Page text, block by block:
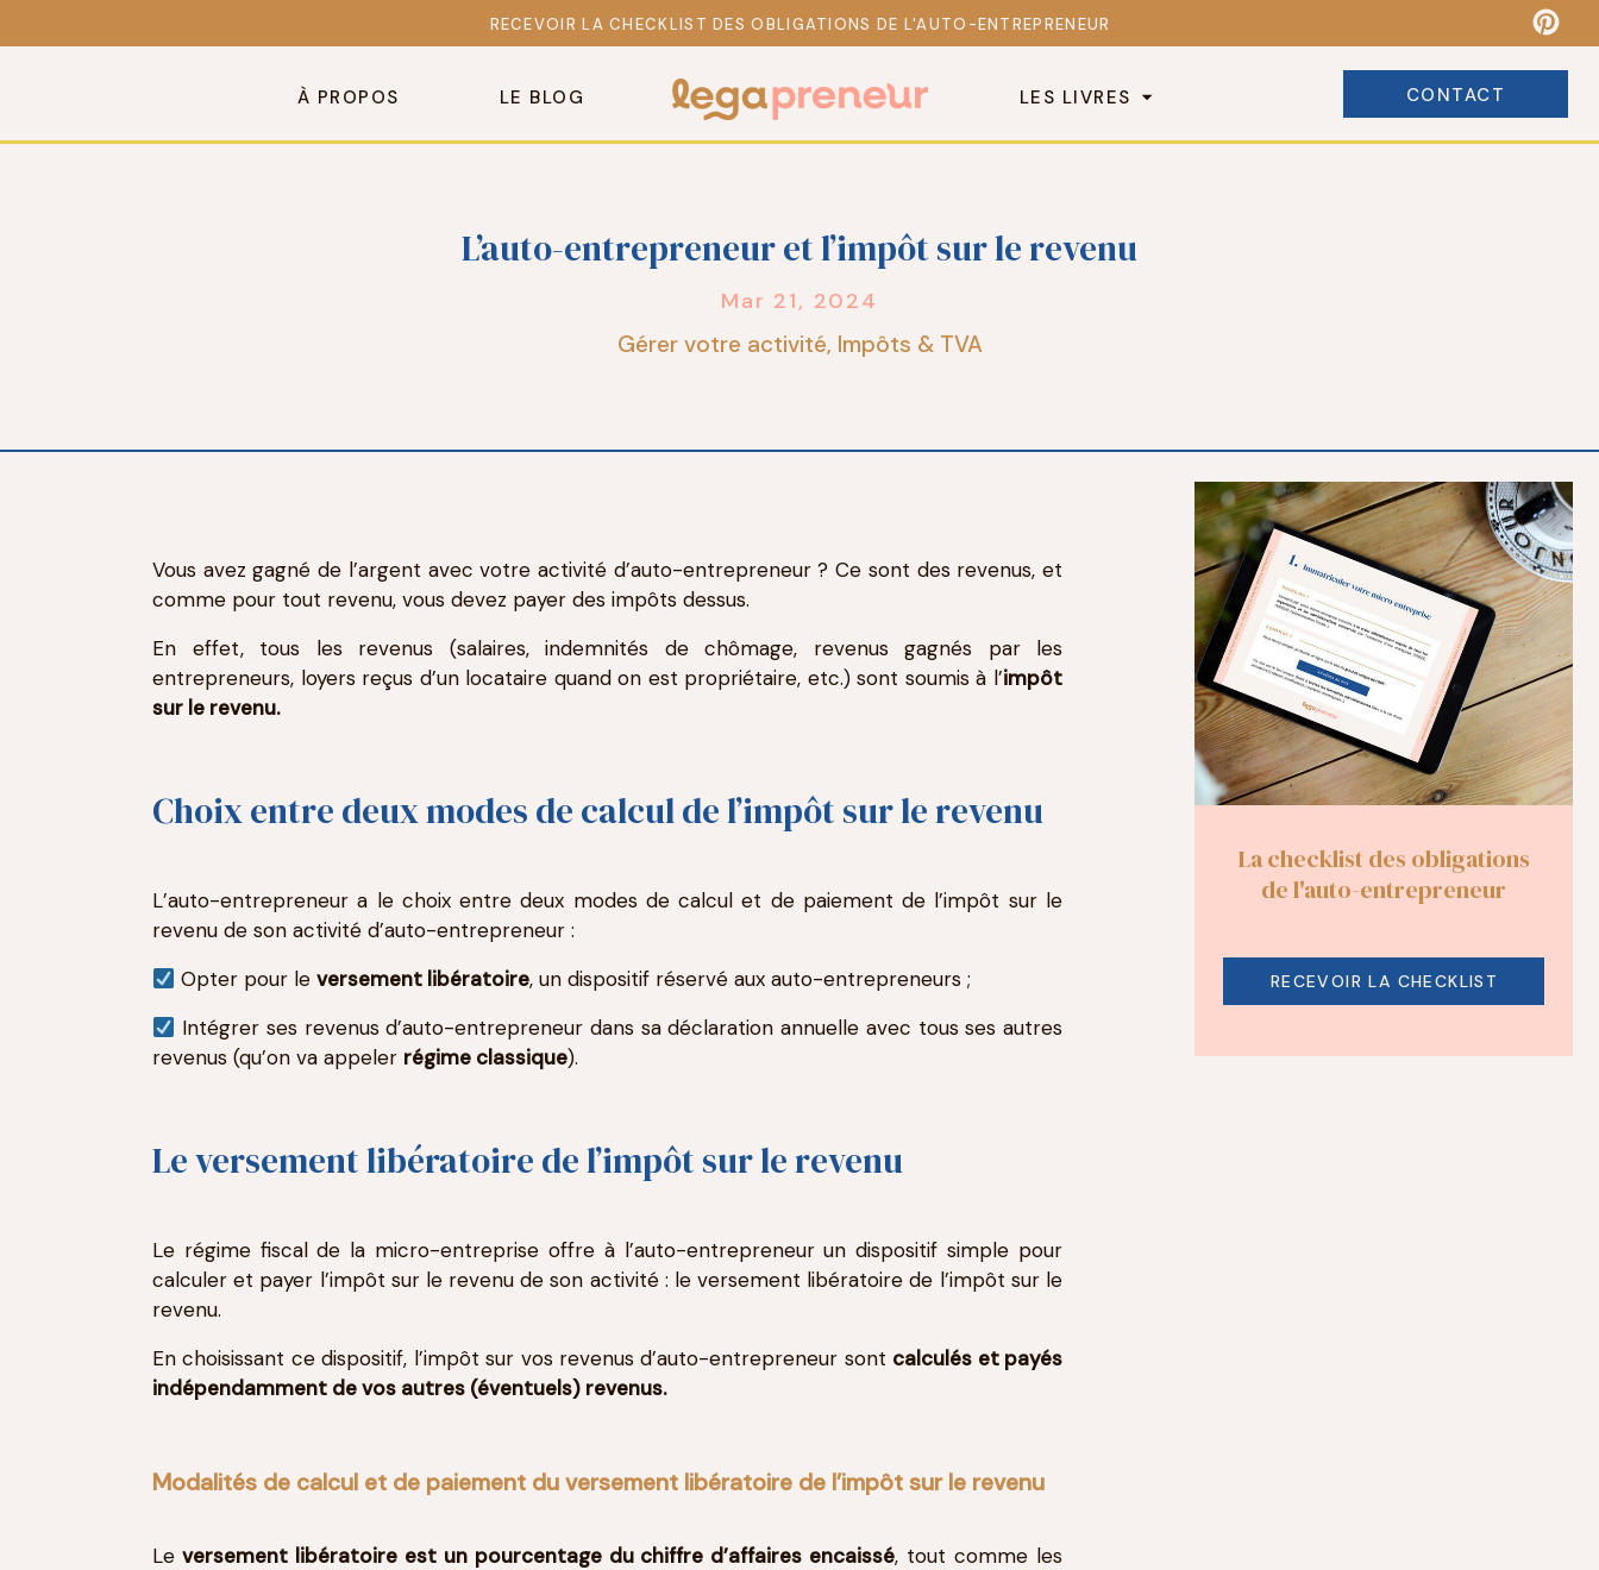
RECEVOIR LA CHECKLIST DES OBLIGATIONS DE L'AUTO-ENTREPRENEUR
LES LIVRES CONTACT
LE BLOG
À PROPOS
Gérer votre activité, Impôts & TVA
Mar 21, 2024
L’auto-entrepreneur et l’impôt sur le revenu
RECEVOIR LA CHECKLIST
La checklist des obligations
de l'auto-entrepreneur
Vous avez gagné de l’argent avec votre activité d’auto-entrepreneur ? Ce sont des revenus, et
comme pour tout revenu, vous devez payer des impôts dessus.
En effet, tous les revenus (salaires, indemnités de chômage, revenus gagnés par les
entrepreneurs, loyers reçus d’un locataire quand on est propriétaire, etc.) sont soumis à l’impôt
sur le revenu.
Choix entre deux modes de calcul de l’impôt sur le revenu
L’auto-entrepreneur a le choix entre deux modes de calcul et de paiement de l’impôt sur le
revenu de son activité d’auto-entrepreneur :
Opter pour leversement libératoire, un dispositif réservé aux auto-entrepreneurs ;
Intégrer ses revenus d’auto-entrepreneur dans sa déclaration annuelle avec tous ses autres
revenus (qu’on va appeler régime classique).
Le versement libératoire de l’impôt sur le revenu
Le régime fiscal de la micro-entreprise offre à l’auto-entrepreneur un dispositif simple pour
calculer et payer l’impôt sur le revenu de son activité : le versement libératoire de l’impôt sur le
revenu.
En choisissant ce dispositif, l’impôt sur vos revenus d’auto-entrepreneur sont calculés et payés
indépendamment de vos autres (éventuels) revenus.
Modalités de calcul et de paiement du versement libératoire de l’impôt sur le revenu
Le versement libératoire est un pourcentage du chiffre d’affaires encaissé, tout comme les